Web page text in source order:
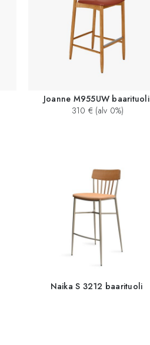
Joanne M955UW baarituoli
310 € (alv 0%)
Naika S 3212 baarituoli